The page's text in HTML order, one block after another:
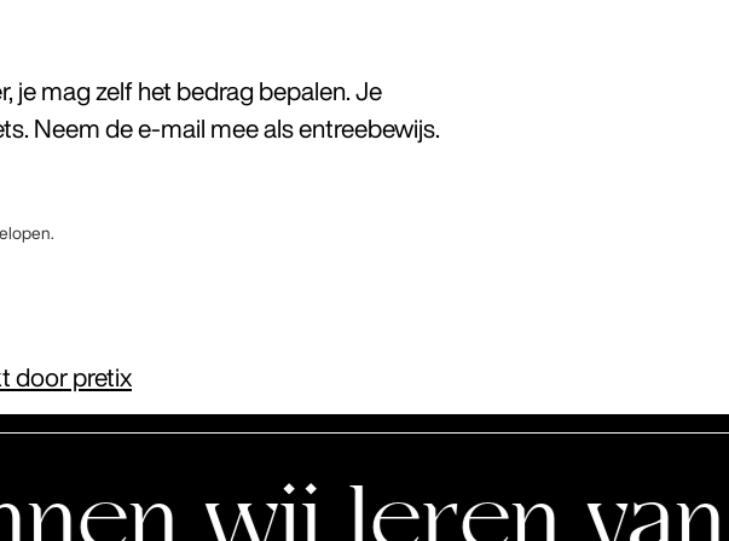
je mag zelf het bedrag bepalen. Je
Neem de e-mail mee als entreebewijs.
door pretix